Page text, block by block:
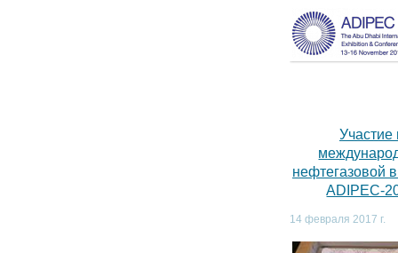
Участие
нефтегазовой
ADIPEC-
14 февраля 2017 г.